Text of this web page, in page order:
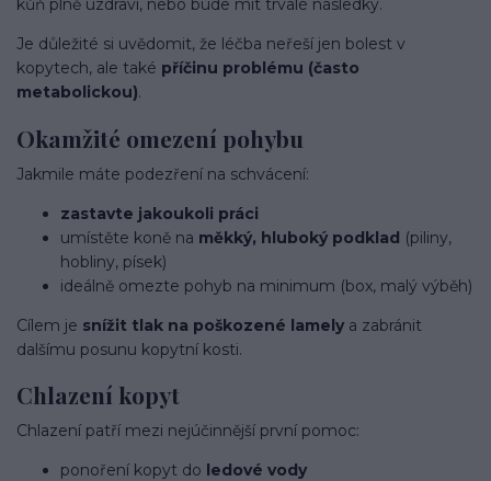
kůň plně uzdraví, nebo bude mít trvalé následky.
Je důležité si uvědomit, že léčba neřeší jen bolest v
kopytech, ale také příčinu problému (často
metabolickou).
Okamžité omezení pohybu
Jakmile máte podezření na schvácení:
zastavte jakoukoli práci
umístěte koně na měkký, hluboký podklad (piliny,
hobliny, písek)
ideálně omezte pohyb na minimum (box, malý výběh)
Cílem je snížit tlak na poškozené lamely a zabránit
dalšímu posunu kopytní kosti.
Chlazení kopyt
Chlazení patří mezi nejúčinnější první pomoc:
ponoření kopyt do ledové vody